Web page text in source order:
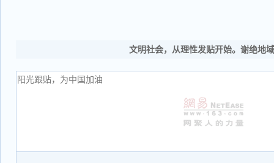
文明社会，从理性发贴开始。谢绝地